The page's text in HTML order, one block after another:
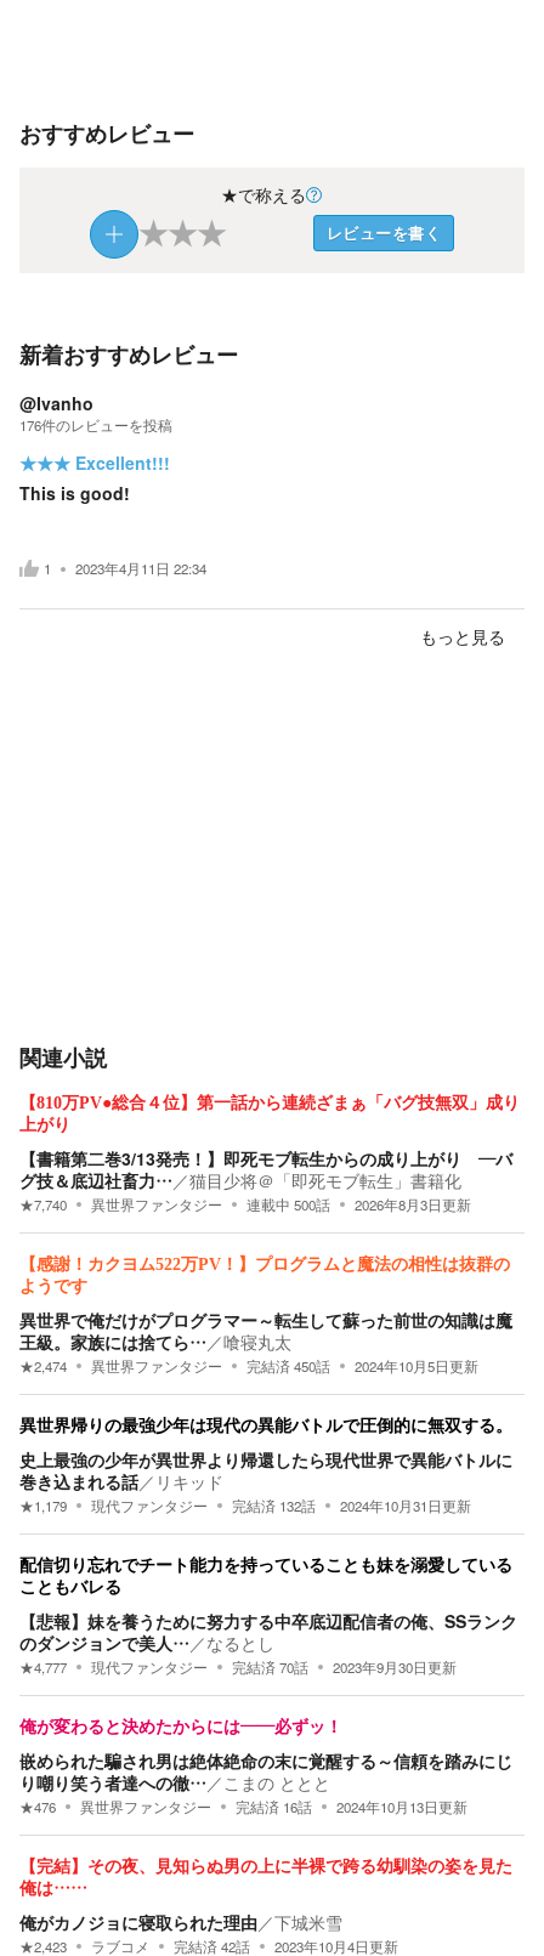
おすすめレビュー
★で称える
★★★ レビューを書く
新着おすすめレビュー
@Ivanho
176件のレビューを投稿
★★★ Excellent!!!
This is good!
1 2023年4月11日 22:34
もっと見る
関連小説
【810万PV●総合４位】第一話から連続ざまぁ「バグ技無双」成り
上がり
【書籍第二巻3/13発売！】即死モブ転生からの成り上がり ―バ
グ技＆底辺社畜力… ／猫目少将＠「即死モブ転生」書籍化
★7,740 異世界ファンタジー 連載中 500話 2026年8月3日更新
【感謝！カクヨム522万PV！】プログラムと魔法の相性は抜群の
ようです
異世界で俺だけがプログラマー～転生して蘇った前世の知識は魔
王級。家族には捨てら… ／喰寝丸太
★2,474 異世界ファンタジー 完結済450話 2024年10月5日更新
異世界帰りの最強少年は現代の異能バトルで圧倒的に無双する。
史上最強の少年が異世界より帰還したら現代世界で異能バトルに
巻き込まれる話／ リキッド
★1,179 現代ファンタジー 完結済 132話 2024年10月31日更新
配信切り忘れでチート能力を持っていることも妹を溺愛している
こともバレる
【悲報】妹を養うために努力する中卒底辺配信者の俺、SSランク
のダンジョンで美人… ／なるとし
★4,777 現代ファンタジー 完結済70話 2023年9月30日更新
俺が変わると決めたからには――必ずッ！
嵌められた騙され男は絶体絶命の末に覚醒する～信頼を踏みにじ
り嘲り笑う者達への徹… ／ こまの ととと
★476 異世界ファンタジー 完結済 16話 2024年10月13日更新
【完結】その夜、見知らぬ男の上に半裸で跨る幼馴染の姿を見た
俺は……
俺がカノジョに寝取られた理由／下城米雪
★2,423 ラブコメ 完結済42話 2023年10月4日更新